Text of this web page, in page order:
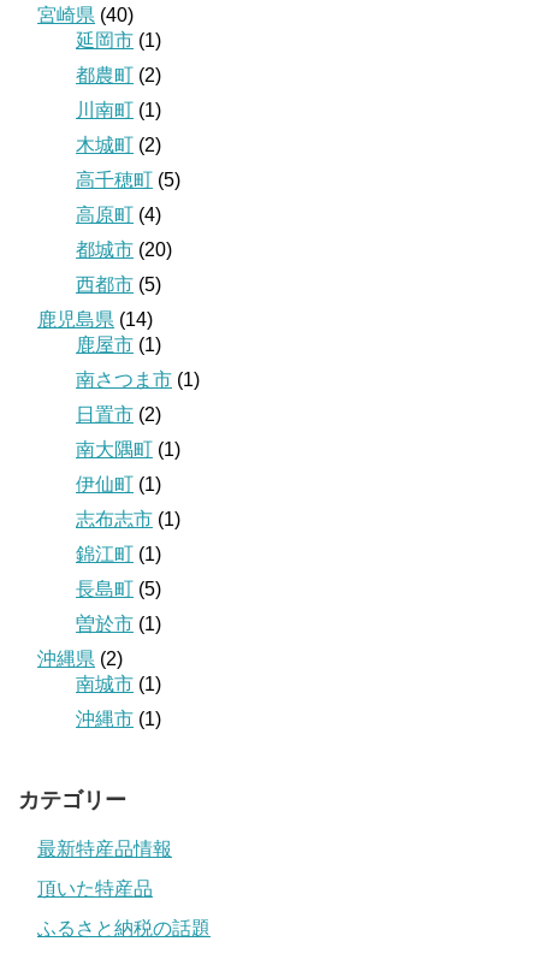
宮崎県 (40)
延岡市 (1)
都農町
(2)
川南町
(1)
木城町
(2)
高千穂町
(5)
高原町
(4)
都城市 (20)
西都市 (5)
鹿児島県 (14)
鹿屋市 (1)
南さつま市 (1)
日置市 (2)
南大隅町
(1)
伊仙町
(1)
志布志市 (1)
錦江町
(1)
長島町
(5)
曽於市 (1)
沖縄県 (2)
南城市 (1)
沖縄市 (1)
カテゴリー
最新特産品情報
頂いた特産品
ふるさと納税の話題